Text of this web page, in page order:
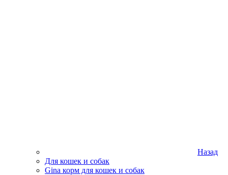
Назад
Для кошек и собак
Gina корм для кошек и собак